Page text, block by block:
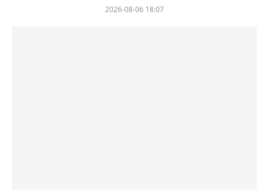
2026-08-06 18:07